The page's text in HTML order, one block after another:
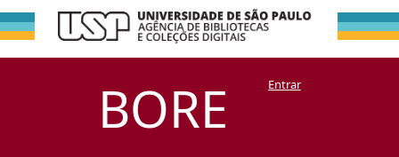
BORE
Busca no Acervo
DSpace/Manakin + CoriscoEntrar